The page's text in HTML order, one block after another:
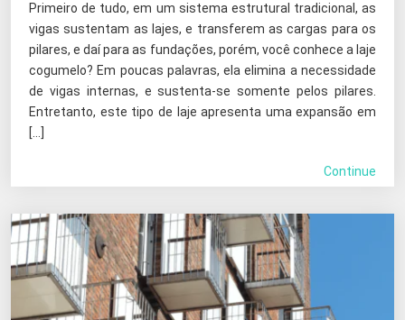
Primeiro de tudo, em um sistema estrutural tradicional, as
vigas sustentam as lajes, e transferem as cargas para os
pilares, e daí para as fundações, porém, você conhece a laje
cogumelo? Em poucas palavras, ela elimina a necessidade
de vigas internas, e sustenta-se somente pelos pilares.
Entretanto, este tipo de laje apresenta uma expansão em
[…]
Continue